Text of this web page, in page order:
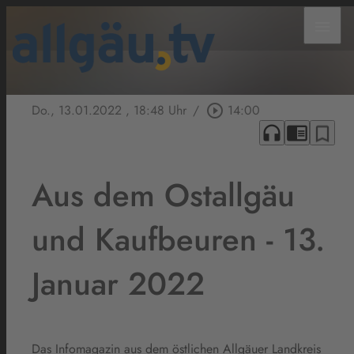
Do., 13.01.2022 , 18:48 Uhr / play_circle_outline 14:00
headphones chrome_reader_mode bookmark_border
Aus dem Ostallgäu
und Kaufbeuren - 13.
Januar 2022
Das Infomagazin aus dem östlichen Allgäuer Landkreis